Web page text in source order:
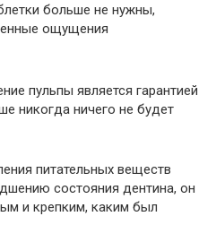
больше не нужны,
ощущения
пульпы является гарантией
никогда ничего не будет
питательных веществ
состояния дентина, он
и крепким, каким был